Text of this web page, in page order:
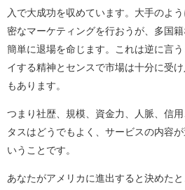
入で大成功を収めています。大手のよ
密なマーケティングを行おうが、多国
簡単に退場を命じます。これは逆に言
イする精神とセンスで市場は十分に受
もあります。
つまり社歴、規模、資金力、人脈、信
タスはどうでもよく、サービスの内容
いうことです。
あなたがアメリカに進出すると決めた